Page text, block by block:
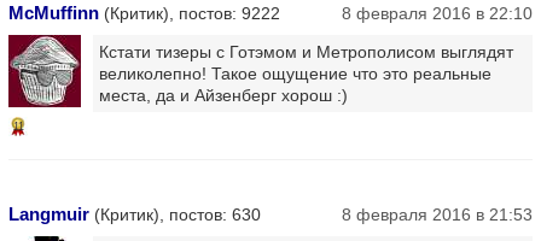
McMuffinn (Критик), постов: 9222 8 февраля 2016 в 22:10
11
Кстати тизеры с Готэмом и Метрополисом выглядят
великолепно! Такое ощущение что это реальные
места, да и Айзенберг хорош :)
Langmuir (Критик), постов: 630 8 февраля 2016 в 21:53